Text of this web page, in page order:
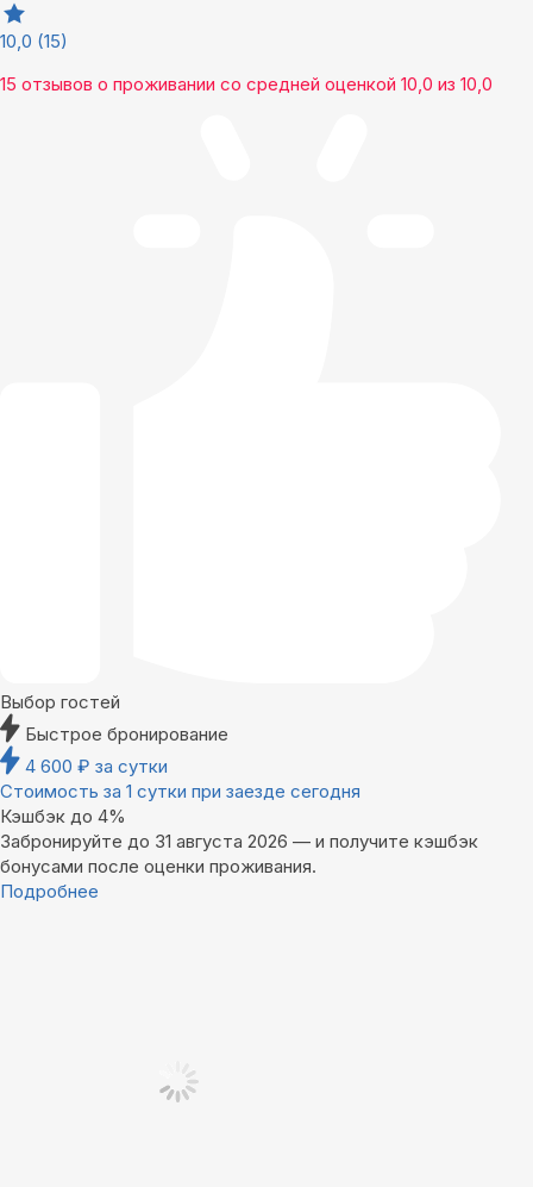
10,0 (15)
15 отзывов о проживании со средней оценкой 10,0 из 10,0
Выбор гостей
Быстрое бронирование
4 600 ₽ за сутки
Стоимость за 1 сутки при заезде сегодня
Кэшбэк до 4%
Забронируйте до 31 августа 2026 — и получите кэшбэк
бонусами после оценки проживания.
Подробнее